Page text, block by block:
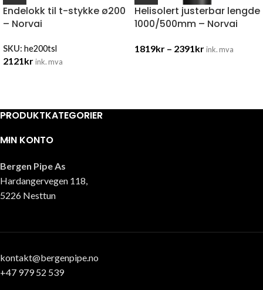
Endelokk til t-stykke ø200
– Norvai
SKU: he200tsl
2121krink. mva
Helisolert justerbar lengde
1000/500mm – Norvai
1819kr – 2391 krink. mva
PRODUKTKATEGORIER
MIN KONTO
Bergen Pipe As
Hardangervegen 118,
5226 Nesttun
kontakt@bergenpipe.no
+47 979 52 539